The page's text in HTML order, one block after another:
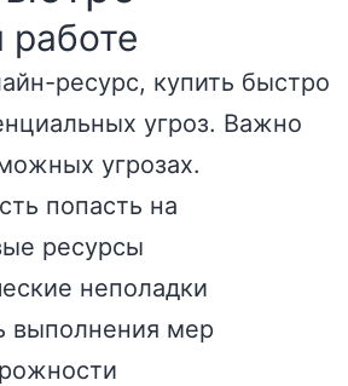
работе
ресурс, купить быстро
угроз. Важно
угрозах.
попасть на
ресурсы
неполадки
выполнения мер